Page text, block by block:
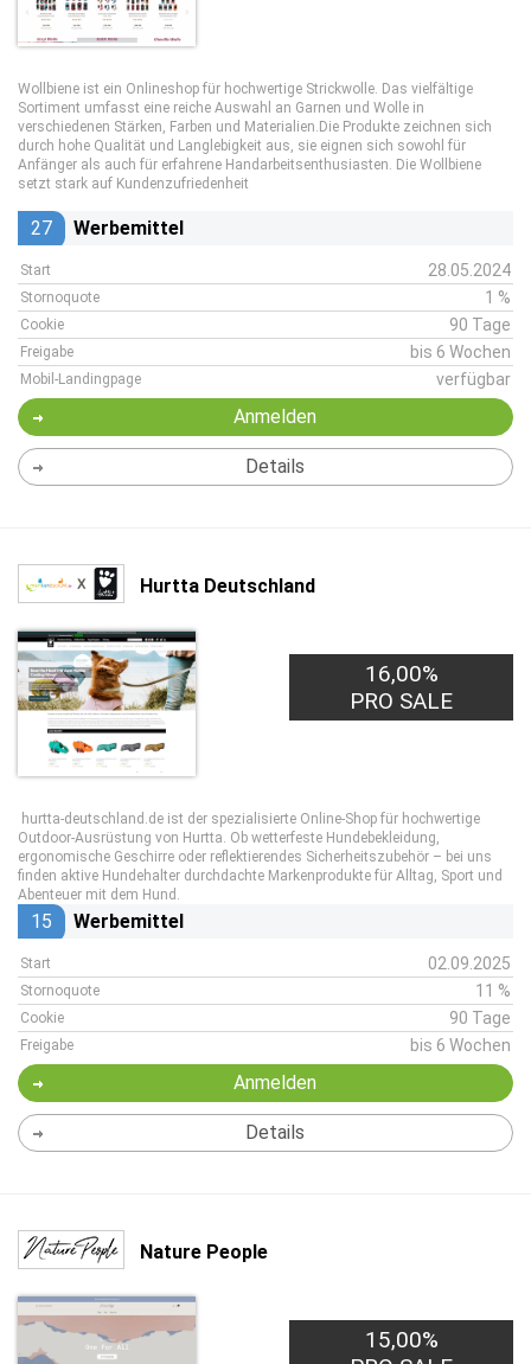
Wollbiene ist ein Onlineshop für hochwertige Strickwolle. Das vielfältige
Sortiment umfasst eine reiche Auswahl an Garnen und Wolle in
verschiedenen Stärken, Farben und Materialien.Die Produkte zeichnen sich
durch hohe Qualität und Langlebigkeit aus, sie eignen sich sowohl für
Anfänger als auch für erfahrene Handarbeitsenthusiasten. Die Wollbiene
setzt stark auf Kundenzufriedenheit
27 Werbemittel
Start 28.05.2024
Stornoquote 1 %
Cookie 90 Tage
Freigabe bis 6 Wochen
Mobil-Landingpage verfügbar
Anmelden
Details
Hurtta Deutschland
16,00%
PRO SALE
hurtta-deutschland.de ist der spezialisierte Online-Shop für hochwertige
Outdoor-Ausrüstung von Hurtta. Ob wetterfeste Hundebekleidung,
ergonomische Geschirre oder reflektierendes Sicherheitszubehör – bei uns
finden aktive Hundehalter durchdachte Markenprodukte für Alltag, Sport und
Abenteuer mit dem Hund.
15 Werbemittel
Start 02.09.2025
Stornoquote 11 %
Cookie 90 Tage
Freigabe bis 6 Wochen
Anmelden
Details
Nature People
15,00%